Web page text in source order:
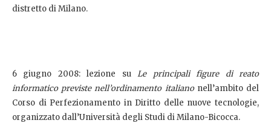
distretto di Milano.
6 giugno 2008: lezione suLe principali figure di reato
informatico previste nell’ordinamento italianonell’ambito del
Corso di Perfezionamento in Diritto delle nuove tecnologie,
organizzato dall’Università degli Studi di Milano-Bicocca.